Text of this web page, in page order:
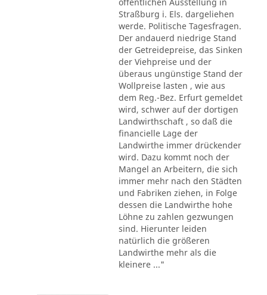
Straßburg i. Els. dargeliehen
werde. Politische Tagesfragen.
Der andauerd niedrige Stand
der Getreidepreise, das Sinken
der Viehpreise und der
überaus ungünstige Stand der
Wollpreise lasten , wie aus
dem Reg.-Bez. Erfurt gemeldet
wird, schwer auf der dortigen
Landwirthschaft , so daß die
financielle Lage der
Landwirthe immer drückender
wird. Dazu kommt noch der
Mangel an Arbeitern, die sich
immer mehr nach den Städten
und Fabriken ziehen, in Folge
dessen die Landwirthe hohe
Löhne zu zahlen gezwungen
sind. Hierunter leiden
natürlich die größeren
Landwirthe mehr als die
kleinere ..."